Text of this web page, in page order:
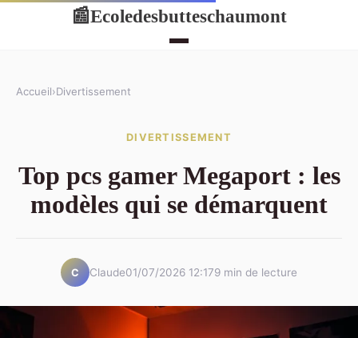
📰Ecoledesbutteschaumont
Accueil›Divertissement
DIVERTISSEMENT
Top pcs gamer Megaport : les
modèles qui se démarquent
C Claude01/07/2026 12:179 min de lecture